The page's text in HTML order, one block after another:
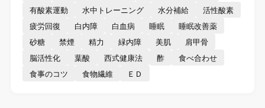
有酸素運動
水中トレーニング 水分補給
活性酸素
疲労回復
白内障 白血病 睡眠
睡眠改善薬
砂糖
禁煙 精力 緑内障 美肌
肩甲骨
脳活性化
葉酸 西式健康法 酢
食べ合わせ
食事のコツ
食物繊維 ＥＤ